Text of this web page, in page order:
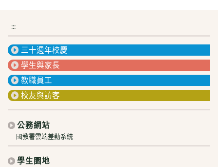
:::
三十週年校慶
學生與家長
教職員工
校友與訪客
公務網站
國教署雲端差勤系統
學生園地